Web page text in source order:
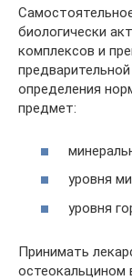
биологически
комплексов и
определения
предмет:
уровня
уровня
Принимать
остеокальцином